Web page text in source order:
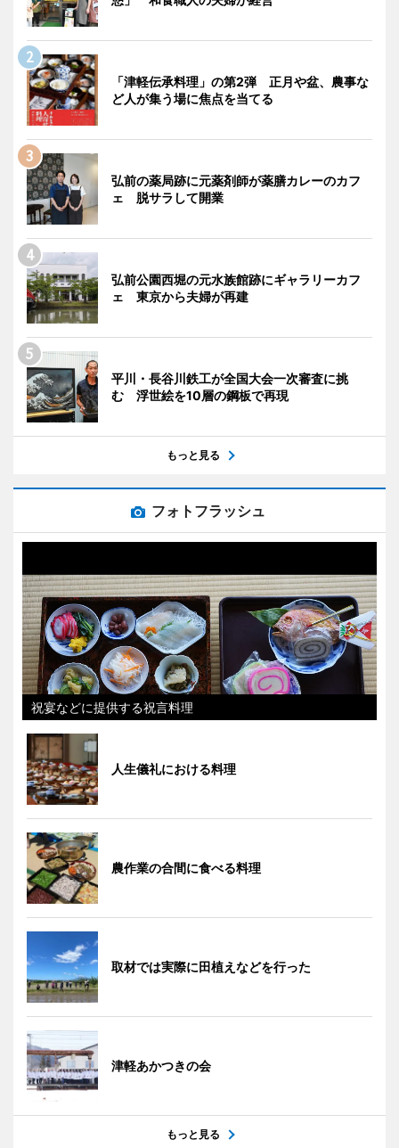
「津軽伝承料理」の第2弾 正月や盆、農事な
ど人が集う場に焦点を当てる
弘前の薬局跡に元薬剤師が薬膳カレーのカフ
ェ 脱サラして開業
弘前公園西堀の元水族館跡にギャラリーカフ
ェ 東京から夫婦が再建
平川・長谷川鉄工が全国大会一次審査に挑
む 浮世絵を10層の鋼板で再現
もっと見る
フォトフラッシュ
祝宴などに提供する祝言料理
人生儀礼における料理
農作業の合間に食べる料理
取材では実際に田植えなどを行った
津軽あかつきの会
もっと見る